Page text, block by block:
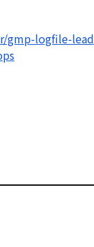
gmp-logfile-